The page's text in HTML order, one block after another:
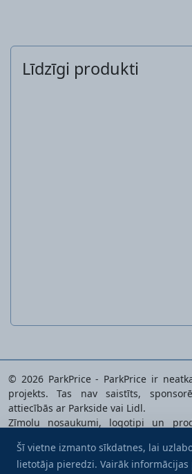
Līdzīgi produkti
© 2026 ParkPrice - ParkPrice ir
projekts. Tas nav saistīts,
attiecībās ar Parkside vai Lidl.
Zīmolu nosaukumi, logotipi un
identificēšanai.
Šī vietne izmanto sīkdatnes, lai
lietotāja pieredzi. Vairāk informācijas